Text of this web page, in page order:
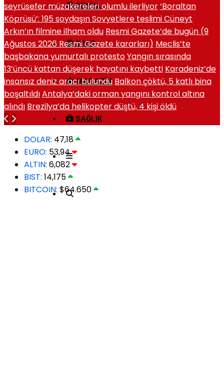
DÜNYA
SPOR
MAGAZIN
SAĞLIK
seyrüsefer müzakereleri olumlu ilerliyor‘Boraltan
Köprüsü’: 195 soydaşın Sovyetlere teslimi Cüneyt
Arkın’ın filmine ilham oldu Resmi Gazete’de bugün (9
Ağustos 2026 Resmi Gazete kararları) Meclis’te
başbakana yumurtalı protestoYangın sırasında
13’üncü kattan düşerek hayatını kaybetti Karadeniz’de
insansız deniz aracı bulundu Balkon çöktü, 5 katlı bina
boşaltıldıAntalya’daki orman yangını kontrol altına
alındı Brezilya’da helikopter düştü, 4 kişi öldü
DOLAR: 47,18
EURO: 53,94
ALTIN: 6,082
BIST: 14,175
BITCOIN: $64.650